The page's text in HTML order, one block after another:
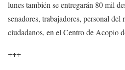
lunes también se entregarán 80 mil
senadores, trabajadores, personal
ciudadanos, en el Centro de Acopio
+++